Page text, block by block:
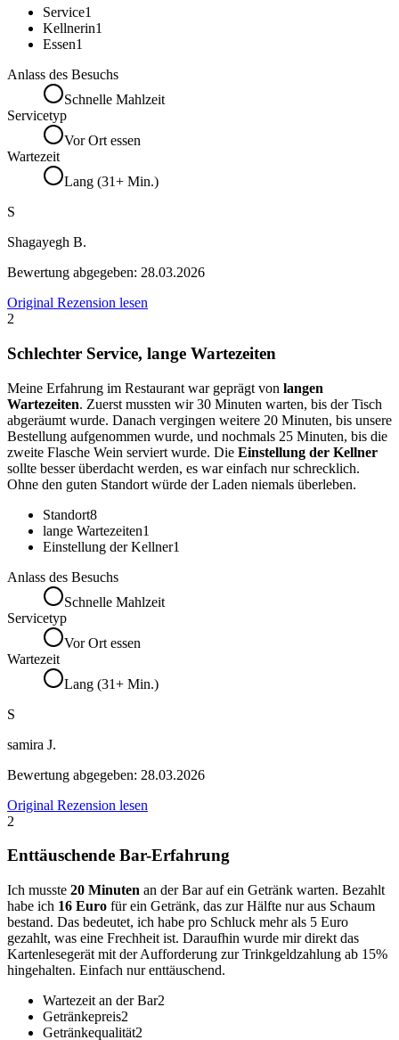
Service1
Kellnerin1
Essen1
Anlass des Besuchs
Schnelle Mahlzeit
Servicetyp
Vor Ort essen
Wartezeit
Lang (31+ Min.)
S
Shagayegh B.
Bewertung abgegeben: 28.03.2026
Original Rezension lesen
2
Schlechter Service, lange Wartezeiten
Meine Erfahrung im Restaurant war geprägt von langen
Wartezeiten. Zuerst mussten wir 30 Minuten warten, bis der Tisch
abgeräumt wurde. Danach vergingen weitere 20 Minuten, bis unsere
Bestellung aufgenommen wurde, und nochmals 25 Minuten, bis die
zweite Flasche Wein serviert wurde. Die Einstellung der Kellner
sollte besser überdacht werden, es war einfach nur schrecklich.
Ohne den guten Standort würde der Laden niemals überleben.
Standort8
lange Wartezeiten1
Einstellung der Kellner1
Anlass des Besuchs
Schnelle Mahlzeit
Servicetyp
Vor Ort essen
Wartezeit
Lang (31+ Min.)
S
samira J.
Bewertung abgegeben: 28.03.2026
Original Rezension lesen
2
Enttäuschende Bar-Erfahrung
Ich musste 20 Minuten an der Bar auf ein Getränk warten. Bezahlt
habe ich 16 Euro für ein Getränk, das zur Hälfte nur aus Schaum
bestand. Das bedeutet, ich habe pro Schluck mehr als 5 Euro
gezahlt, was eine Frechheit ist. Daraufhin wurde mir direkt das
Kartenlesegerät mit der Aufforderung zur Trinkgeldzahlung ab 15%
hingehalten. Einfach nur enttäuschend.
Wartezeit an der Bar2
Getränkepreis2
Getränkequalität2